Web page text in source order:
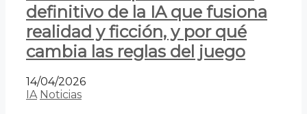
definitivo de la IA que fusiona
realidad y ficción, y por qué
cambia las reglas del juego
14/04/2026
IA Noticias